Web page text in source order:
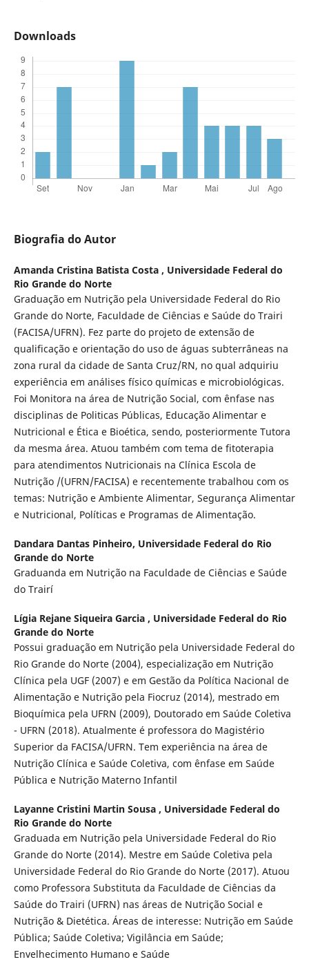
Downloads
Biografia do Autor
Amanda Cristina Batista Costa , Universidade Federal do
Rio Grande do Norte
Graduação em Nutrição pela Universidade Federal do Rio
Grande do Norte, Faculdade de Ciências e Saúde do Trairi
(FACISA/UFRN). Fez parte do projeto de extensão de
qualificação e orientação do uso de águas subterrâneas na
zona rural da cidade de Santa Cruz/RN, no qual adquiriu
experiência em análises físico químicas e microbiológicas.
Foi Monitora na área de Nutrição Social, com ênfase nas
disciplinas de Politicas Públicas, Educação Alimentar e
Nutricional e Ética e Bioética, sendo, posteriormente Tutora
da mesma área. Atuou também com tema de fitoterapia
para atendimentos Nutricionais na Clínica Escola de
Nutrição /(UFRN/FACISA) e recentemente trabalhou com os
temas: Nutrição e Ambiente Alimentar, Segurança Alimentar
e Nutricional, Políticas e Programas de Alimentação.
Dandara Dantas Pinheiro, Universidade Federal do Rio
Grande do Norte
Graduanda em Nutrição na Faculdade de Ciências e Saúde
do Trairí
Lígia Rejane Siqueira Garcia , Universidade Federal do Rio
Grande do Norte
Possui graduação em Nutrição pela Universidade Federal do
Rio Grande do Norte (2004), especialização em Nutrição
Clínica pela UGF (2007) e em Gestão da Política Nacional de
Alimentação e Nutrição pela Fiocruz (2014), mestrado em
Bioquímica pela UFRN (2009), Doutorado em Saúde Coletiva
- UFRN (2018). Atualmente é professora do Magistério
Superior da FACISA/UFRN. Tem experiência na área de
Nutrição Clínica e Saúde Coletiva, com ênfase em Saúde
Pública e Nutrição Materno Infantil
Layanne Cristini Martin Sousa , Universidade Federal do
Rio Grande do Norte
Graduada em Nutrição pela Universidade Federal do Rio
Grande do Norte (2014). Mestre em Saúde Coletiva pela
Universidade Federal do Rio Grande do Norte (2017). Atuou
como Professora Substituta da Faculdade de Ciências da
Saúde do Trairi (UFRN) nas áreas de Nutrição Social e
Nutrição & Dietética. Áreas de interesse: Nutrição em Saúde
Pública; Saúde Coletiva; Vigilância em Saúde;
Envelhecimento Humano e Saúde